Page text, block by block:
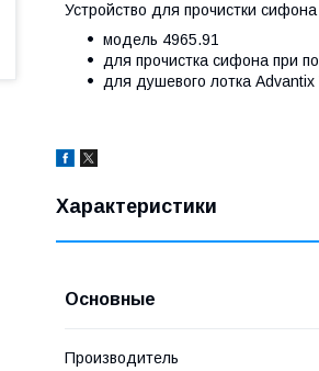
Устройство для прочистки
модель 4965.91
для прочистка сифона при
для душевого лотка
Характеристики
Основные
Производитель